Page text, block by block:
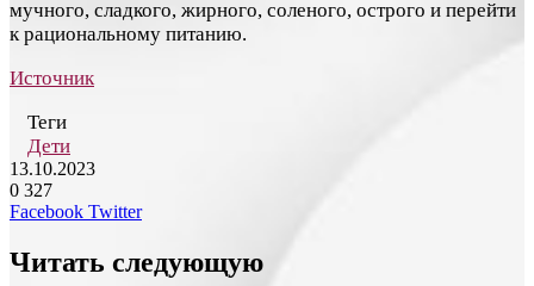
мучного, сладкого, жирного, соленого, острого и перейти
к рациональному питанию.
Источник
Теги
Дети
13.10.2023
0 327
Facebook TwitterLinkedIn
Tumblr
Reddit
Вконтакте
Одноклассники
Skype
Messenger
Messenger
WhatsApp
Telegram
Viber
Line
Поделиться
почту
Печатать
Читать следующую